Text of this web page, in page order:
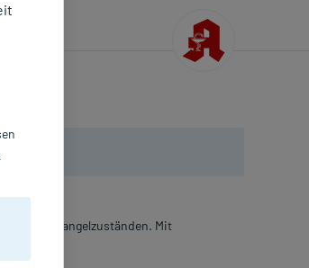
D-Mangelzuständen. Mit